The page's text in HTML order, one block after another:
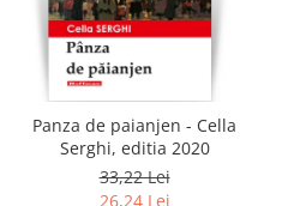
Panza de paianjen - Cella
Serghi, editia 2020
33,22 Lei
26,24 Lei